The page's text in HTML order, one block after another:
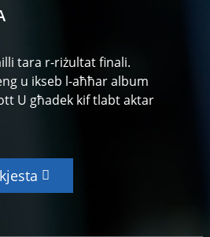
tara r-riżultat finali.
u ikseb l-aħħar album
U għadek kif tlabt aktar